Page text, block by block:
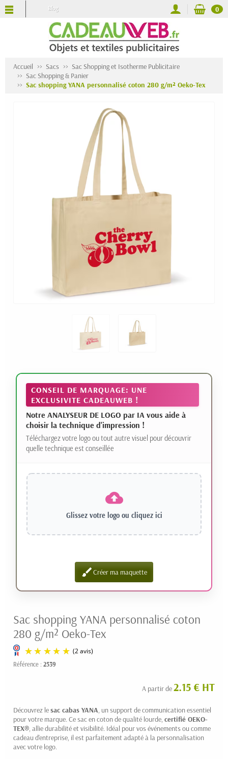
Blog 0
Accueil Sacs
Sac Shopping et Isotherme Publicitaire
Sac Shopping & Panier
Sac shopping YANA personnalisé coton 280 g/m² Oeko-Tex
CONSEIL DE MARQUAGE: UNE
EXCLUSIVITE CADEAUWEB !
Notre ANALYSEUR DE LOGO par IA vous aide à
choisir la technique d'impression !
Téléchargez votre logo ou tout autre visuel pour découvrir
quelle technique est conseillée
Glissez votre logo ou cliquez ici
brushCréer ma maquette
Sac shopping YANA personnalisé coton
280 g/m² Oeko-Tex
Référence : 2539
A partir de2.15 € HT
Découvrez lesac cabas YANA, un support de communication essentiel
pour votre marque. Ce sac en coton de qualité lourde, certifié OEKO-
TEX®, allie durabilité et visibilité. Idéal pour vos événements ou comme
cadeau d'entreprise, il est parfaitement adapté à la personnalisation
avec votre logo.